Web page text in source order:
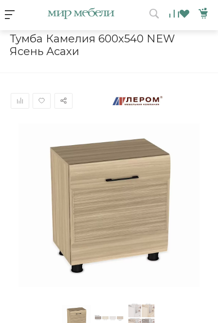
Каталог мебели / Тумбы Тумба Камелия 600x540
Тумба Камелия 600x540 NEW
Ясень Асахи
Условия акции
ВЫИГРАЙ МЕБЕЛЬ
Получи подарок просто
Доступно вращений: 1